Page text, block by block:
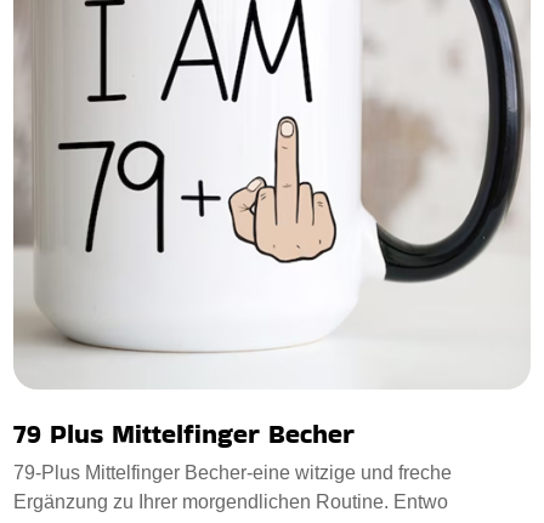
79 Plus Mittelfinger Becher
79-Plus Mittelfinger Becher-eine witzige und freche
Ergänzung zu Ihrer morgendlichen Routine. Entwo